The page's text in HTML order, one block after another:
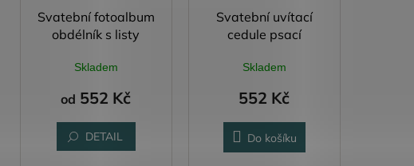
Svatební fotoalbum
obdélník s listy
Skladem
od 552 Kč
DETAIL
Svatební uvítací
cedule psací
Skladem
552 Kč
Do košíku